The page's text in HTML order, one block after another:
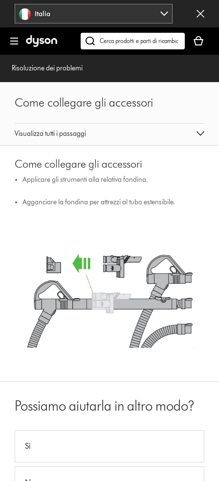
navigazione Italia
Cerca
su
carrello
è
Risoluzione dei problemi
Visualizza tutti i passaggi
Come collegare gli accessori
Come collegare gli accessori
Applicare gli strumenti alla relativa fondina.
Agganciare la fondina per attrezzi al tubo estensibile.
Possiamo aiutarla in altro modo?
Sì